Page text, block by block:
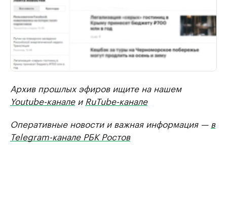
Архив прошлых эфиров ищите на нашем
Youtube-каналеи RuTube-канале
Оперативные новости и важная информация —в
Telegram-канале РБК Ростов